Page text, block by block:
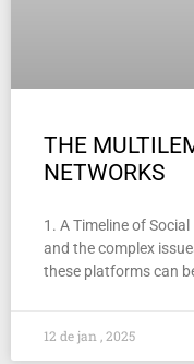
THE
NETWORKS
1. A Timeline of
and the complex
these platforms can
12 de jan , 2025